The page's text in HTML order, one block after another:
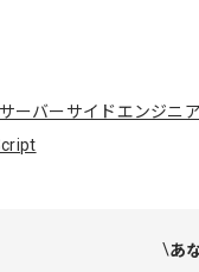
サーバーサイドエンジニ
あ